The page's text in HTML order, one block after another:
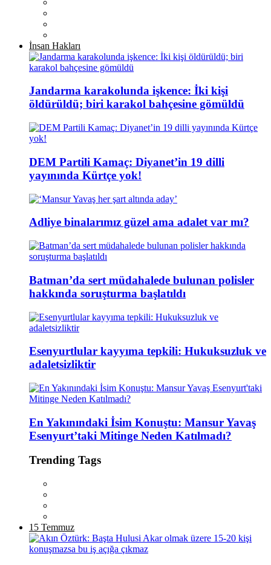
İnsan Hakları
Jandarma karakolunda işkence: İki kişi
öldürüldü; biri karakol bahçesine gömüldü
DEM Partili Kamaç: Diyanet’in 19 dilli
yayınında Kürtçe yok!
Adliye binalarımız güzel ama adalet var mı?
Batman’da sert müdahalede bulunan polisler
hakkında soruşturma başlatıldı
Esenyurtlular kayyıma tepkili: Hukuksuzluk ve
adaletsizliktir
En Yakınındaki İsim Konuştu: Mansur Yavaş
Esenyurt’taki Mitinge Neden Katılmadı?
Trending Tags
15 Temmuz